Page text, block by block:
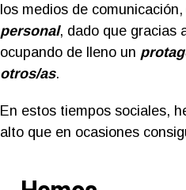
los medios de
personal, dado que gracias
ocupando de lleno un
otros/as.
En estos tiempos sociales,
alto que en ocasiones